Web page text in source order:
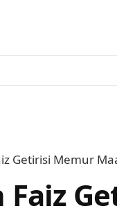
Getirisi Memur
Faiz